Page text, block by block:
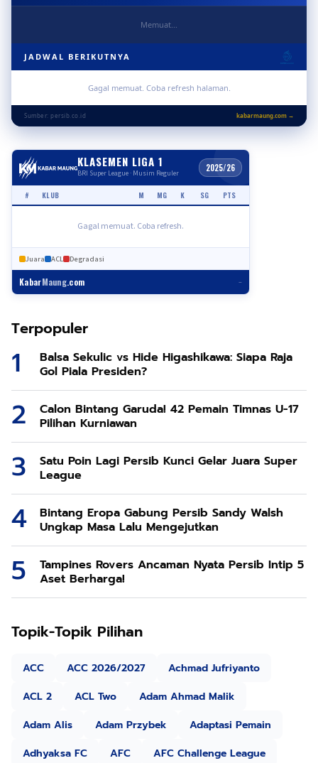
Memuat...
JADWAL BERIKUTNYA
Gagal memuat. Coba refresh halaman.
Sumber: persib.co.id kabarmaung.com →
KLASEMEN LIGA 1
BRI Super League · Musim Reguler 2025/26
# KLUB M MG K SG PTS
Gagal memuat. Coba refresh.
Juara ACL Degradasi
KabarMaung.com –
Terpopuler
Balsa Sekulic vs Hide Higashikawa: Siapa Raja
Gol Piala Presiden?
Calon Bintang Garuda! 42 Pemain Timnas U-17
Pilihan Kurniawan
Satu Poin Lagi Persib Kunci Gelar Juara Super
League
Bintang Eropa Gabung Persib Sandy Walsh
Ungkap Masa Lalu Mengejutkan
Tampines Rovers Ancaman Nyata Persib Intip 5
Aset Berharga!
Topik-Topik Pilihan
ACC ACC 2026/2027
Achmad Jufriyanto
ACL 2
ACL Two
Adam Ahmad Malik
Adam Alis
Adam Przybek
Adaptasi Pemain
Adhyaksa FC
AFC
AFC Challenge League